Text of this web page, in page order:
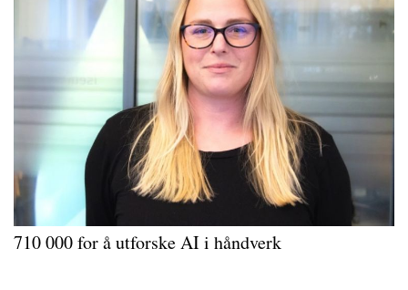
710 000 for å utforske AI i håndverk